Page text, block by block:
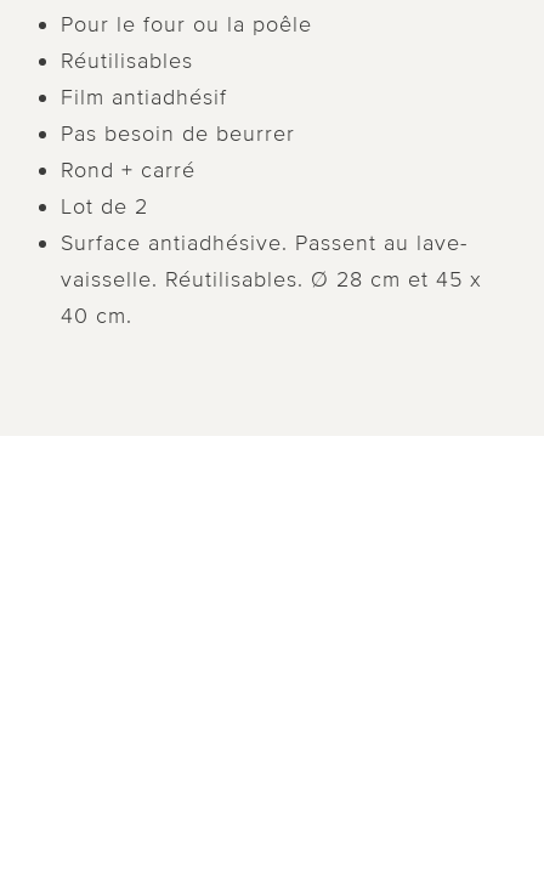
Pour le four ou la poêle
Réutilisables
Film antiadhésif
Pas besoin de beurrer
Rond + carré
Lot de 2
Surface antiadhésive. Passent au lave-
vaisselle. Réutilisables. Ø 28 cm et 45 x
40 cm.